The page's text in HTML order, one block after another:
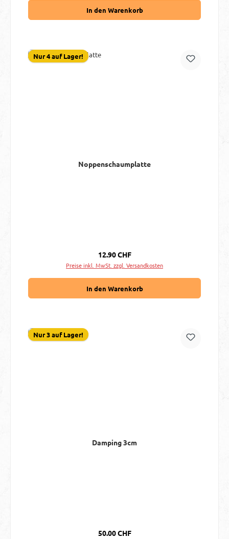
In den Warenkorb
Nur 4 auf Lager!
Noppenschaumplatte
Regulärer Preis:
12.90 CHF
Preise inkl. MwSt. zzgl. Versandkosten
In den Warenkorb
Nur 3 auf Lager!
Damping 3cm
Regulärer Preis:
50.00 CHF